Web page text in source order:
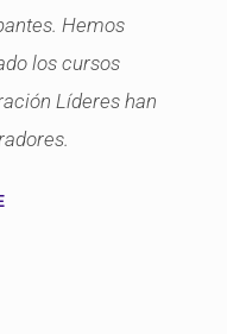
Hemos
los cursos
Líderes han